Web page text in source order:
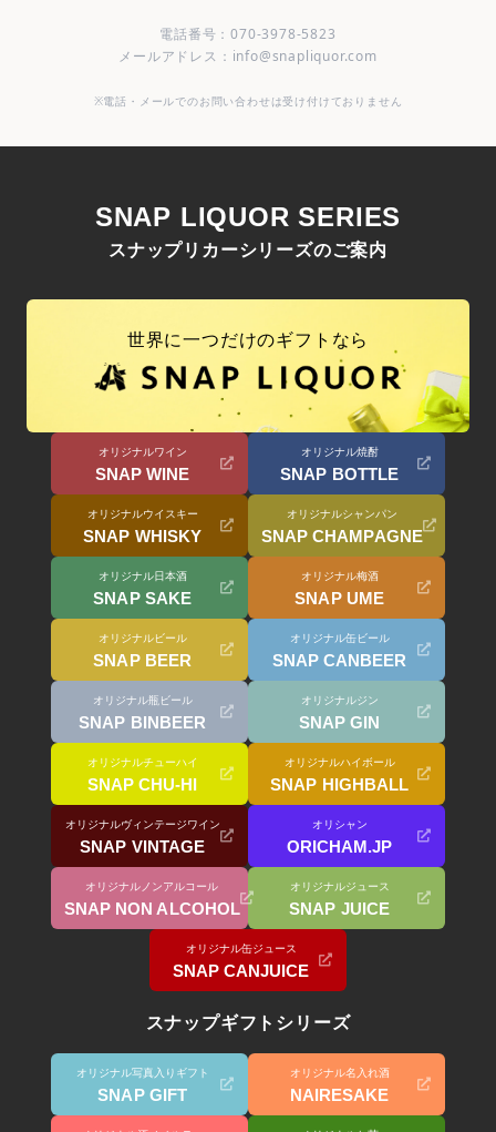
電話番号：070-3978-5823
メールアドレス：info@snapliquor.com
※電話・メールでのお問い合わせは受け付けておりません
SNAP LIQUOR SERIES
スナップリカーシリーズのご案内
世界に一つだけのギフトなら
オリジナルワイン
SNAP WINE
オリジナル焼酎
SNAP BOTTLE
オリジナルウイスキー
SNAP WHISKY
オリジナルシャンパン
SNAP CHAMPAGNE
オリジナル日本酒
SNAP SAKE
オリジナル梅酒
SNAP UME
オリジナルビール
SNAP BEER
オリジナル缶ビール
SNAP CANBEER
オリジナル瓶ビール
SNAP BINBEER
オリジナルジン
SNAP GIN
オリジナルチューハイ
SNAP CHU-HI
オリジナルハイボール
SNAP HIGHBALL
オリジナルヴィンテージワイン
SNAP VINTAGE
オリシャン
ORICHAM.JP
オリジナルノンアルコール
SNAP NON ALCOHOL
オリジナルジュース
SNAP JUICE
オリジナル缶ジュース
SNAP CANJUICE
スナップギフトシリーズ
オリジナル写真入りギフト
SNAP GIFT
オリジナル名入れ酒
NAIRESAKE